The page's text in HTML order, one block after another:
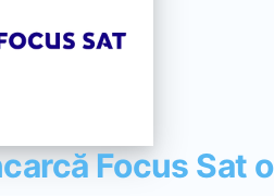
Focus Sat